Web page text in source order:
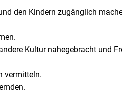
den Kindern zugänglich
Kultur nahegebracht und
vermitteln.